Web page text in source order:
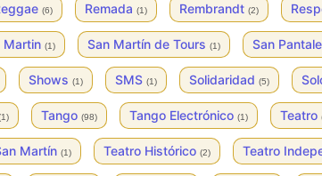
(6) Remada (1) Rembrandt (2)
Martin (1) San Martín de Tours (1) San
Shows (1) SMS (1) Solidaridad (5)
Tango (98) Tango Electrónico (1) Teatro
Martín (1) Teatro Histórico (2) Teatro